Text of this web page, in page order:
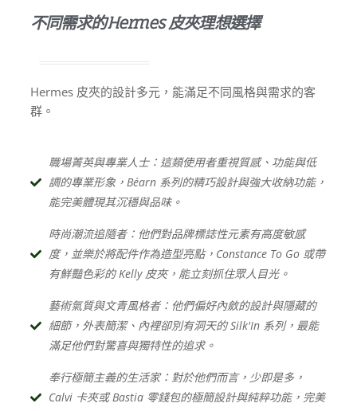
不同需求的Hermes 皮夾理想選擇
Hermes 皮夾的設計多元，能滿足不同風格與需求的客
群。
職場菁英與專業人士：這類使用者重視質感、功能與低
調的專業形象，Béarn 系列的精巧設計與強大收納功能，
能完美體現其沉穩與品味。
時尚潮流追隨者：他們對品牌標誌性元素有高度敏感
度，並樂於將配件作為造型亮點，Constance To Go 或帶
有鮮豔色彩的 Kelly 皮夾，能立刻抓住眾人目光。
藝術氣質與文青風格者：他們偏好內斂的設計與隱藏的
細節，外表簡潔、內裡卻別有洞天的 Silk'In 系列，最能
滿足他們對驚喜與獨特性的追求。
奉行極簡主義的生活家：對於他們而言，少即是多，
Calvi 卡夾或 Bastia 零錢包的極簡設計與純粹功能，完美